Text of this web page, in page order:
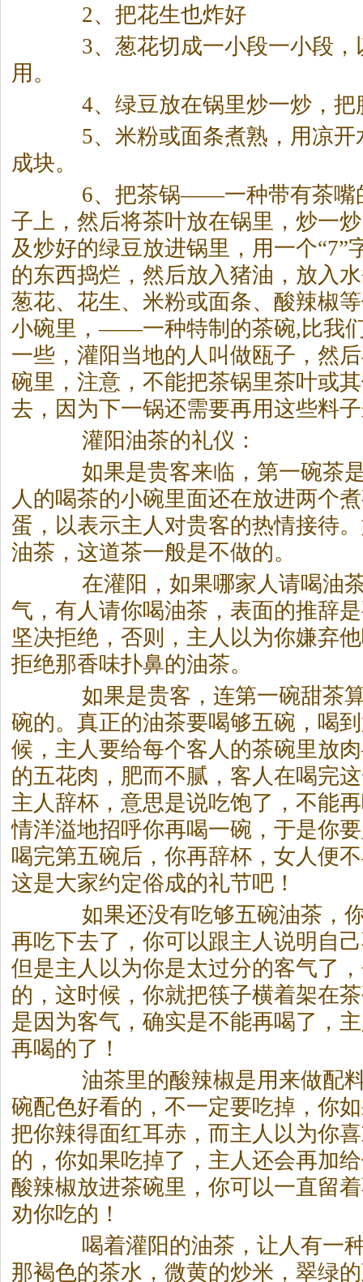
2、把花生也炸好
3、葱花切成一小段一小段，
用。
4、绿豆放在锅里炒一炒，把
5、米粉或面条煮熟，用凉开
成块。
6、把茶锅——一种带有茶嘴
子上，然后将茶叶放在锅里，炒一
及炒好的绿豆放进锅里，用一个“7”
的东西捣烂，然后放入猪油，放入
葱花、花生、米粉或面条、酸辣椒
小碗里，——一种特制的茶碗,比我
一些，灌阳当地的人叫做瓯子，然
碗里，注意，不能把茶锅里茶叶或
去，因为下一锅还需要再用这些料
灌阳油茶的礼仪：
如果是贵客来临，第一碗茶
人的喝茶的小碗里面还在放进两个
蛋，以表示主人对贵客的热情接待
油茶 ，这道茶一般是不做的。
在灌阳，如果哪家人请喝油
气，有人请你喝油茶 ，表面的推辞
坚决拒绝，否则，主人以为你嫌弃
拒绝那香味扑鼻的油茶。
如果是贵客，连第一碗甜茶
碗的。真正的油茶要喝够五碗，喝
候，主人要给每个客人的茶碗里放
的五花肉，肥而不腻，客人在喝完
主人辞杯，意思是说吃饱了，不能
情洋溢地招呼你再喝一碗，于是你
喝完第五碗后，你再辞杯，女人便
这是大家约定俗成的礼节吧！
如果还没有吃够五碗油茶 ，
再吃下去了，你可以跟主人说明自
但是主人以为你是太过分的客气了
的，这时候，你就把筷子横着架在茶
是因为客气，确实是不能再喝了，
再喝的了！
油茶里的酸辣椒是用来做配
碗配色好看的，不一定要吃掉，你
把你辣得面红耳赤，而主人以为你
的，你如果吃掉了，主人还会再加
酸辣椒放进茶碗里，你可以一直留
劝你吃的！
喝着灌阳的油茶 ，让人有一
那褐色的茶水，微黄的炒米，翠绿